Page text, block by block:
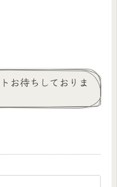
お待ちしておりま